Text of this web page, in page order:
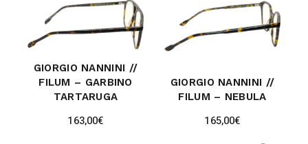
GIORGIO NANNINI //
FILUM – GARBINO
TARTARUGA
163,00€
GIORGIO NANNINI //
FILUM – NEBULA
165,00€